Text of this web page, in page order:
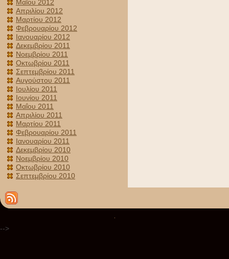
Μαΐου 2012
Απριλίου 2012
Μαρτίου 2012
Φεβρουαρίου 2012
Ιανουαρίου 2012
Δεκεμβρίου 2011
Νοεμβρίου 2011
Οκτωβρίου 2011
Σεπτεμβρίου 2011
Αυγούστου 2011
Ιουλίου 2011
Ιουνίου 2011
Μαΐου 2011
Απριλίου 2011
Μαρτίου 2011
Φεβρουαρίου 2011
Ιανουαρίου 2011
Δεκεμβρίου 2010
Νοεμβρίου 2010
Οκτωβρίου 2010
Σεπτεμβρίου 2010
-->